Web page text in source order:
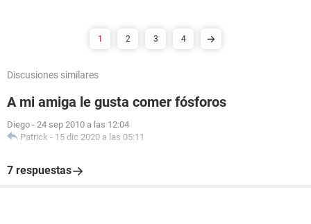
1 2 3 4
Discusiones similares
A mi amiga le gusta comer fósforos
Diego - 24 sep 2010 a las 12:04
Patrick - 15 dic 2020 a las 05:11
7 respuestas